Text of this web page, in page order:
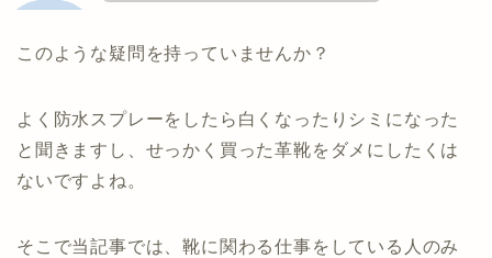
このような疑問を持っていませんか？
よく防水スプレーをしたら白くなったりシミになった
と聞きますし、せっかく買った革靴をダメにしたくは
ないですよね。
そこで当記事では、靴に関わる仕事をしている人のみ